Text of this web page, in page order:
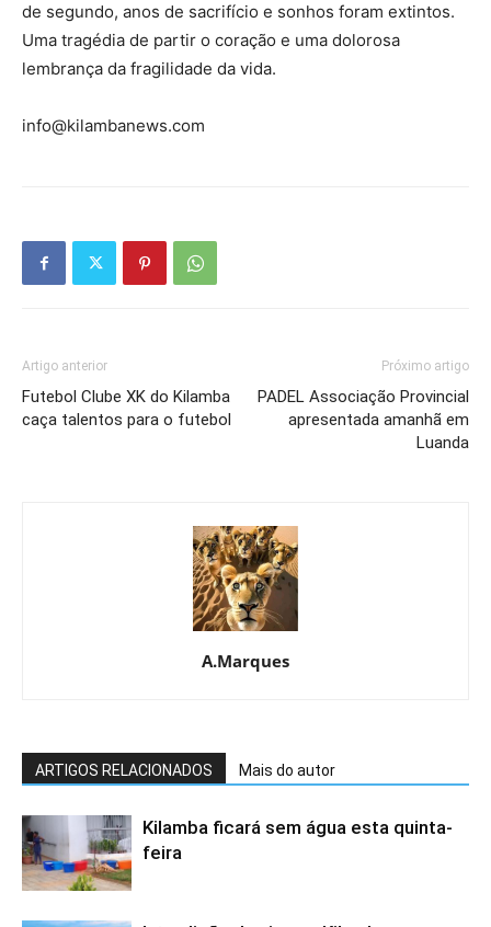
de segundo, anos de sacrifício e sonhos foram extintos.
Uma tragédia de partir o coração e uma dolorosa
lembrança da fragilidade da vida.
info@kilambanews.com
Artigo anterior
Futebol Clube XK do Kilamba
caça talentos para o futebol
Próximo artigo
PADEL Associação Provincial
apresentada amanhã em
Luanda
A.Marques
ARTIGOS RELACIONADOS Mais do autor
Kilamba ficará sem água esta quinta-
feira